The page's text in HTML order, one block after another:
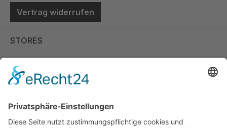
Vertrag widerrufen
STORES
Store Viernheim
Store Berlin
Handelspartner Köln
SICHERE BEZAHLUNG